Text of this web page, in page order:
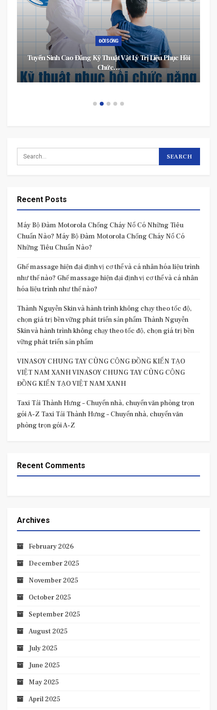
ĐỜI SỐNG
Tuyển Sinh Cao Đẳng Kỹ Thuật Vật Lý Trị Liệu Phục Hồi
Chức…
Recent Posts
Máy Bộ Đàm Motorola Chống Cháy Nổ Có Những Tiêu
Chuẩn Nào? Máy Bộ Đàm Motorola Chống Cháy Nổ Có
Những Tiêu Chuẩn Nào?
Ghế massage hiện đại định vị cơ thể và cá nhân hóa liệu trình
như thế nào? Ghế massage hiện đại định vị cơ thể và cá nhân
hóa liệu trình như thế nào?
Thành Nguyễn Skin và hành trình không chạy theo tốc độ,
chọn giá trị bền vững phát triển sản phẩm Thành Nguyễn
Skin và hành trình không chạy theo tốc độ, chọn giá trị bền
vững phát triển sản phẩm
VINASOY CHUNG TAY CÙNG CỘNG ĐỒNG KIẾN TẠO
VIỆT NAM XANH VINASOY CHUNG TAY CÙNG CỘNG
ĐỒNG KIẾN TẠO VIỆT NAM XANH
Taxi Tải Thành Hưng – Chuyển nhà, chuyển văn phòng trọn
gói A-Z Taxi Tải Thành Hưng – Chuyển nhà, chuyển văn
phòng trọn gói A-Z
Recent Comments
Archives
February 2026
December 2025
November 2025
October 2025
September 2025
August 2025
July 2025
June 2025
May 2025
April 2025